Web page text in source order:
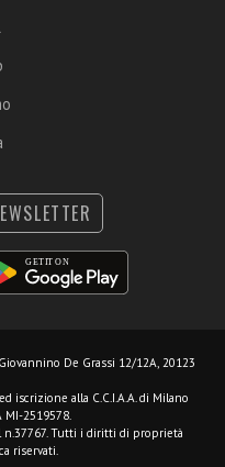
De Grassi 12/12A, 20123
iscrizione alla C.C.I.A.A. di Milano
MI-2519578.
n.37767. Tutti i diritti di proprietà
riservati.